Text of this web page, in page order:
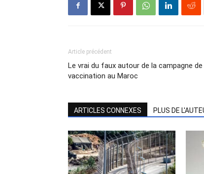
Article précédent
Le vrai du faux autour de la campagne de
vaccination au Maroc
ARTICLES CONNEXES PLUS DE